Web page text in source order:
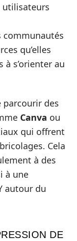
utilisateurs
communautés
qu’elles
s’orienter au
des
Canva ou
qui offrent
Cela
à des
à une
autour du
DE